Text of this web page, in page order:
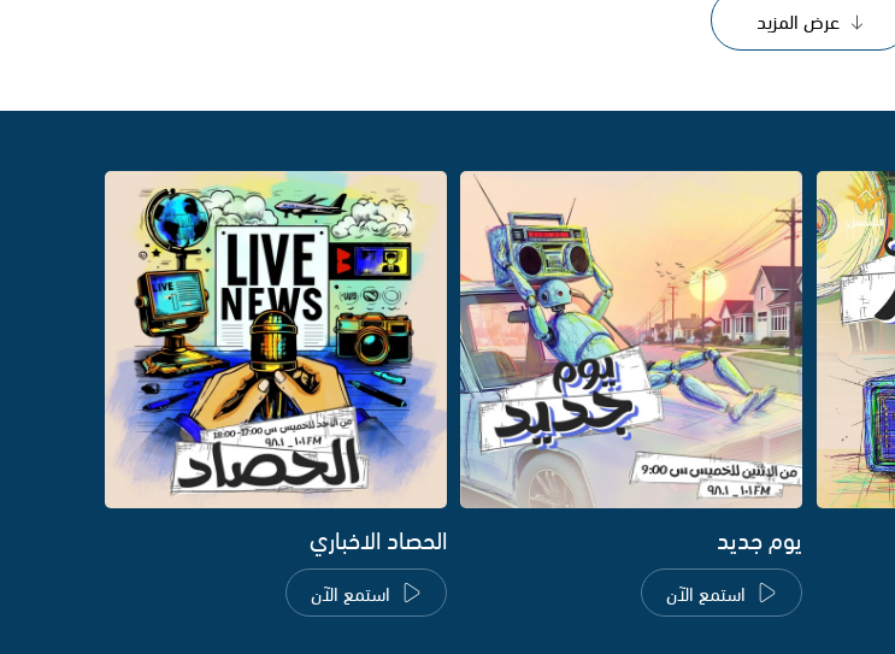
عرض المزيد
يوم جديد
استمع الآن
الحصاد الاخباري
استمع الآن